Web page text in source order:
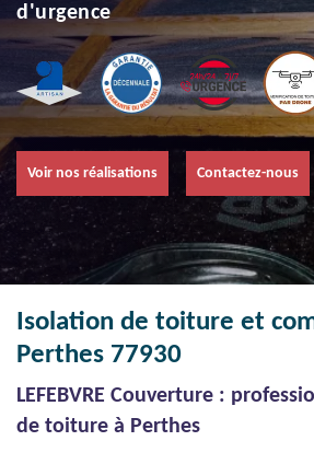
d'urgence
Voir nos réalisations Contactez-nous
Isolation de toiture et
Perthes 77930
LEFEBVRE Couverture :
de toiture à Perthes